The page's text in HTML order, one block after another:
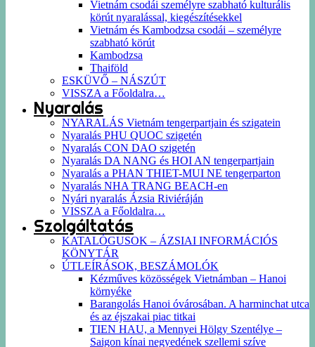
Vietnám csodái személyre szabható kulturális
körút nyaralással, kiegészítésekkel
Vietnám és Kambodzsa csodái – személyre
szabható körút
Kambodzsa
Thaiföld
ESKÜVŐ – NÁSZÚT
VISSZA a Főoldalra…
Nyaralás
NYARALÁS Vietnám tengerpartjain és szigatein
Nyaralás PHU QUOC szigetén
Nyaralás CON DAO szigetén
Nyaralás DA NANG és HOI AN tengerpartjain
Nyaralás a PHAN THIET-MUI NE tengerparton
Nyaralás NHA TRANG BEACH-en
Nyári nyaralás Ázsia Riviéráján
VISSZA a Főoldalra…
Szolgáltatás
KATALÓGUSOK – ÁZSIAI INFORMÁCIÓS
KÖNYTÁR
ÚTLEÍRÁSOK, BESZÁMOLÓK
Kézműves közösségek Vietnámban – Hanoi
környéke
Barangolás Hanoi óvárosában. A harminchat utca
és az éjszakai piac titkai
TIEN HAU, a Mennyei Hölgy Szentélye –
Saigon kínai negyedének szellemi szíve